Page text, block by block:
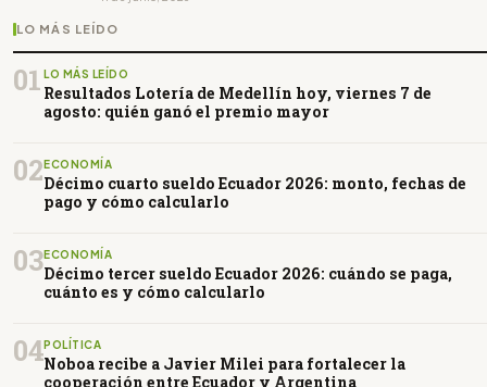
LO MÁS LEÍDO
01 LO MÁS LEÍDO
Resultados Lotería de Medellín hoy, viernes 7 de
agosto: quién ganó el premio mayor
02 ECONOMÍA
Décimo cuarto sueldo Ecuador 2026: monto, fechas de
pago y cómo calcularlo
03ECONOMÍA
Décimo tercer sueldo Ecuador 2026: cuándo se paga,
cuánto es y cómo calcularlo
04POLÍTICA
Noboa recibe a Javier Milei para fortalecer la
cooperación entre Ecuador y Argentina